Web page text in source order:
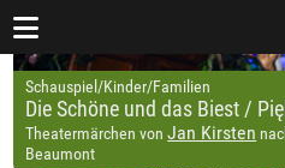
Schauspiel/Kinder/Familien
Die Schöne und das Biest /
Theatermärchen vonJan Kirsten
Beaumont